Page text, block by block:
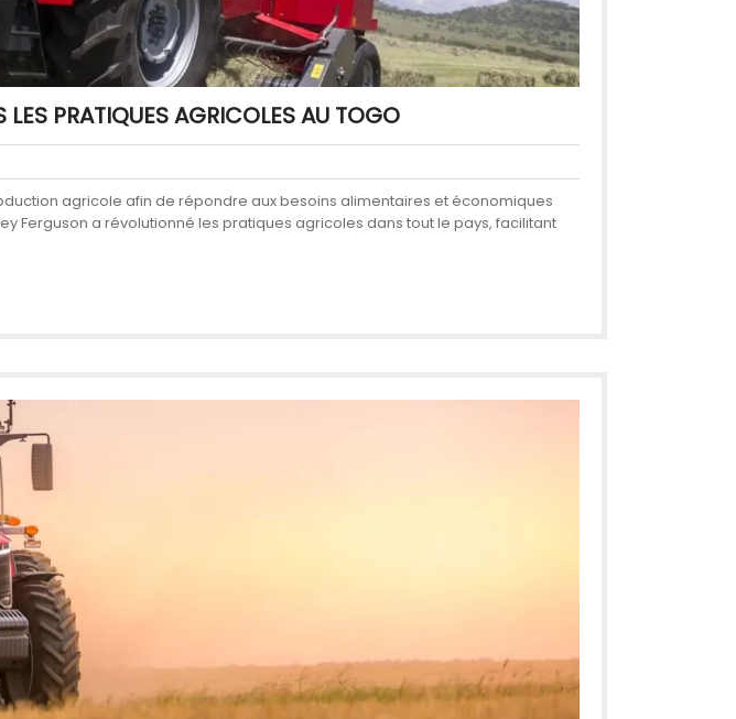
PRATIQUES AGRICOLES AU TOGO
agricole afin de répondre aux besoins alimentaires et économiques
Ferguson a révolutionné les pratiques agricoles dans tout le pays, facilitant